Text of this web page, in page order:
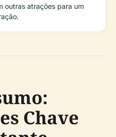
outras atrações para um
Chave